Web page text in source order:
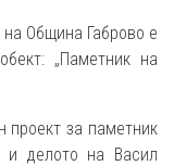
Община Габрово е
„Паметник на
проект за паметник
и делото на Васил